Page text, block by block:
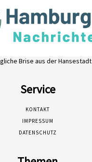
Brise aus der Hansestadt
Service
KONTAKT
IMPRESSUM
DATENSCHUTZ